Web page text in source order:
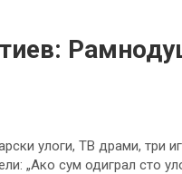
улоги, ТВ драми, три
„Ако сум одиграл сто